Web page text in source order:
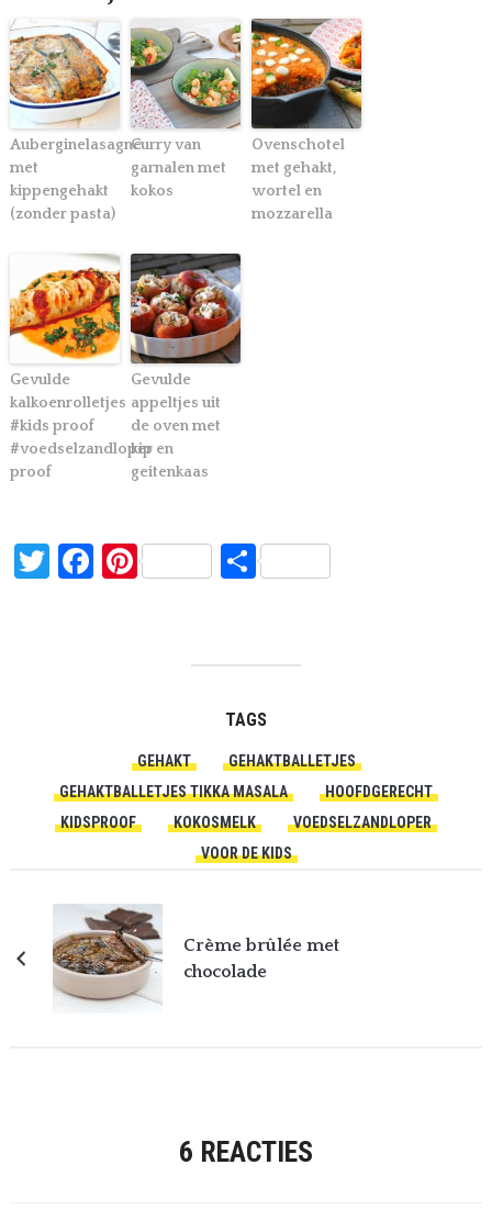
Auberginelasagne
met
kippengehakt
(zonder pasta)
Curry van
garnalen met
kokos
Ovenschotel
met gehakt,
wortel en
mozzarella
Gevulde
kalkoenrolletjes
#kids proof
#voedselzandloper
proof
Gevulde
appeltjes uit
de oven met
kip en
geitenkaas
TwitterFacebook
PinterestDelen
TAGS
GEHAKT
GEHAKTBALLETJES
GEHAKTBALLETJES TIKKA MASALA
HOOFDGERECHT
KIDSPROOF
KOKOSMELK
VOEDSELZANDLOPER
VOOR DE KIDS
Crème brûlée met
chocolade
6 REACTIES